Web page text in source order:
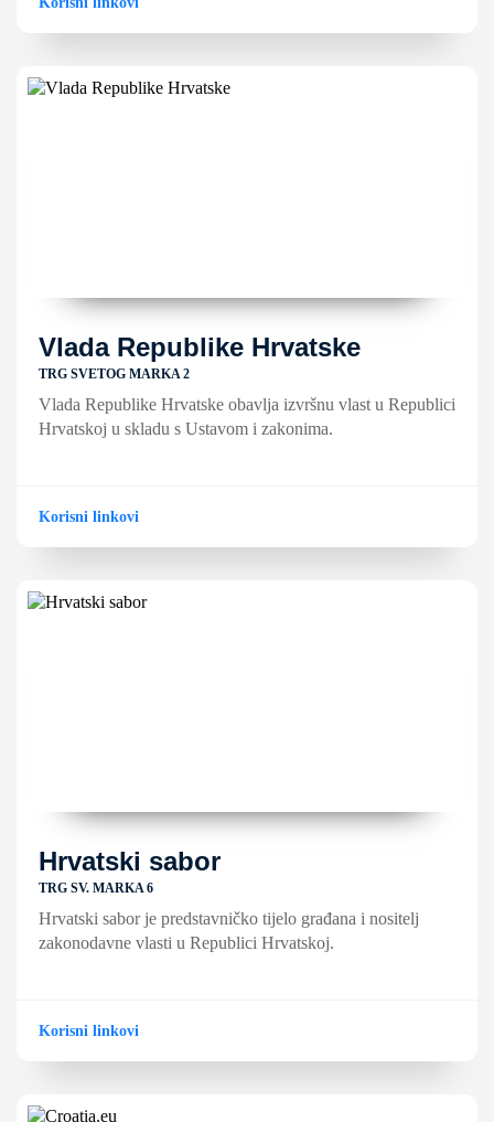
Vlada Republike Hrvatske
TRG SVETOG MARKA 2
Vlada Republike Hrvatske obavlja izvršnu vlast u Republici
Hrvatskoj u skladu s Ustavom i zakonima.
Korisni linkovi
Hrvatski sabor
TRG SV. MARKA 6
Hrvatski sabor je predstavničko tijelo građana i nositelj
zakonodavne vlasti u Republici Hrvatskoj.
Korisni linkovi